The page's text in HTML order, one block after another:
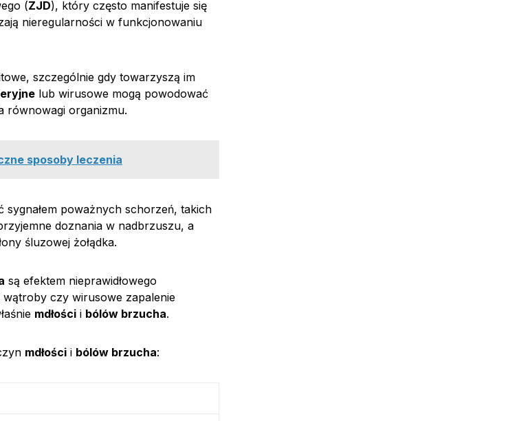
(ZJD), który często manifestuje się
nieregularności w funkcjonowaniu
szczególnie gdy towarzyszą im
lub wirusowe mogą powodować
równowagi organizmu.
sposoby leczenia
sygnałem poważnych schorzeń, takich
doznania w nadbrzuszu, a
śluzowej żołądka.
są efektem nieprawidłowego
czy wirusowe zapalenie
mdłości i bólów brzucha.
mdłości i bólów brzucha: